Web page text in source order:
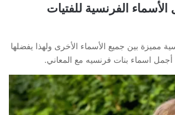
الفرنسية للفتيات
مميزة بين جميع الأسماء الأخرى ولهذا يفضلها
أجمل اسماء بنات فرنسيه مع المعاني.